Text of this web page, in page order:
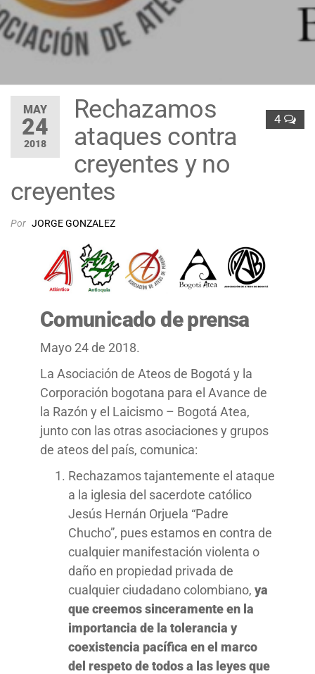
MAY
24
2018
4
Rechazamos
ataques contra
creyentes y no
creyentes
Por JORGE GONZALEZ
Comunicado de prensa
Mayo 24 de 2018.
La Asociación de Ateos de Bogotá y la
Corporación bogotana para el Avance de
la Razón y el Laicismo – Bogotá Atea,
junto con las otras asociaciones y grupos
de ateos del país, comunica:
Rechazamos tajantemente el ataque
a la iglesia del sacerdote católico
Jesús Hernán Orjuela “Padre
Chucho”, pues estamos en contra de
cualquier manifestación violenta o
daño en propiedad privada de
cualquier ciudadano colombiano, ya
que creemos sinceramente en la
importancia de la tolerancia y
coexistencia pacífica en el marco
del respeto de todos a las leyes que